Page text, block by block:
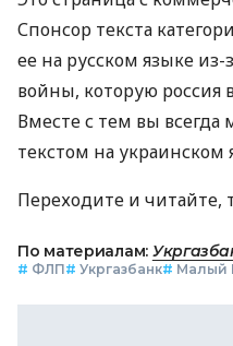
Спонсор текста
ее на русском языке
войны, которую россия
Вместе с тем вы всегда
текстом на украинском
Переходите и читайте,
По материалам:
# ФЛП# Укргазбанк# Малый